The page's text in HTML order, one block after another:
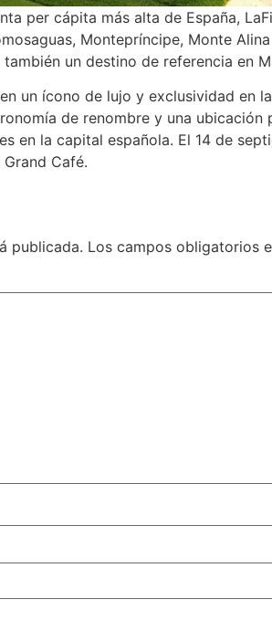
per cápita más alta de España,
Montepríncipe, Monte
un destino de referencia en
un ícono de lujo y exclusividad en
de renombre y una
en la capital española. El 14 de
Café.
publicada. Los campos obligatorios